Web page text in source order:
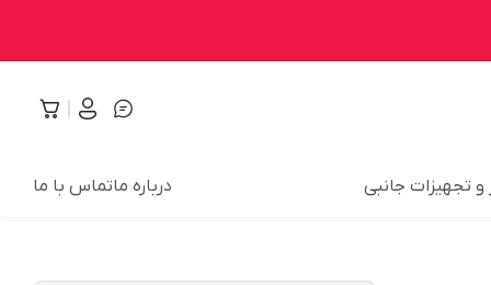
و تجهیزات جانبی درباره ماتماس با ما